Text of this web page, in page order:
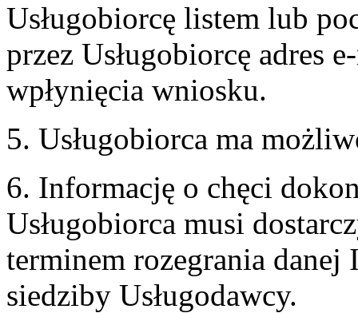
Usługobiorcę listem lub
przez Usługobiorcę adres
wpłynięcia wniosku.
5. Usługobiorca ma
6. Informację o chęci
Usługobiorca musi
terminem rozegrania
siedziby Usługodawcy.